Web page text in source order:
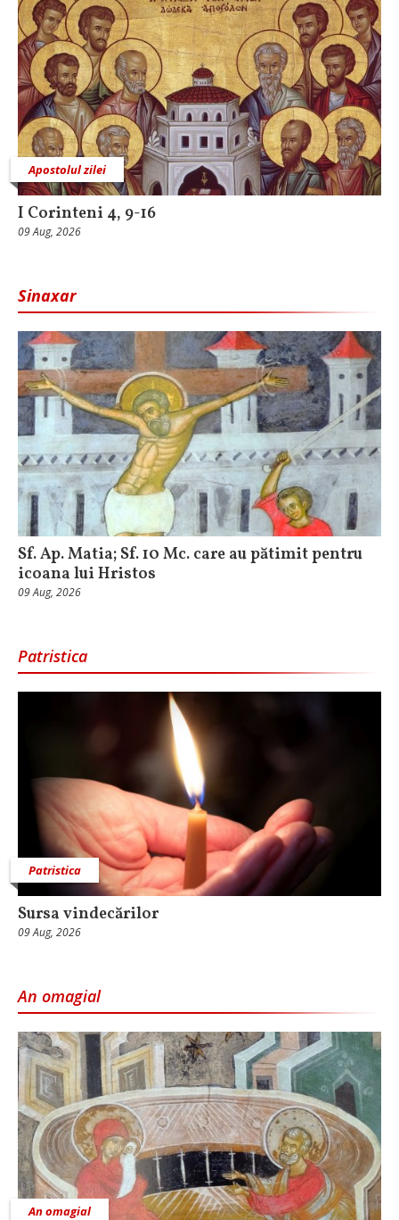
Apostolul zilei
I Corinteni 4, 9-16
09 Aug, 2026
Sinaxar
Sf. Ap. Matia; Sf. 10 Mc. care au pătimit pentru
icoana lui Hristos
09 Aug, 2026
Patristica
Patristica
Sursa vindecărilor
09 Aug, 2026
An omagial
An omagial